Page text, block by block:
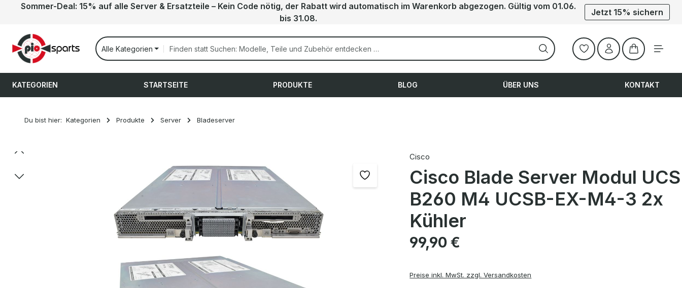
Hauptinhalt springen
Zur Suche springen
Zur Hauptnavigation springen
Sommer-Deal: 15% auf alle Server & Ersatzteile – Kein Code nötig, der Rabatt wird automatisch im Warenkorb abgezogen. Gültig vom 01.06.
bis 31.08.
Jetzt 15% sichern
Alle Kategorien
Warenkorb
KATEGORIEN STARTSEITE PRODUKTE BLOG ÜBER UNS KONTAKT
Du bist hier: Kategorien Produkte Server Bladeserver
Bildergalerie überspringen Cisco
Cisco Blade Server Modul UCS
B260 M4 UCSB-EX-M4-3 2x
Kühler
Regulärer Preis:
99,90 €
Preise inkl. MwSt. zzgl. Versandkosten